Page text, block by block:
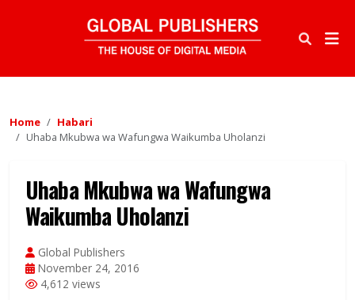
Home
Habari
Uhaba Mkubwa wa Wafungwa Waikumba Uholanzi
Uhaba Mkubwa wa Wafungwa
Waikumba Uholanzi
Global Publishers
November 24, 2016
4,612 views